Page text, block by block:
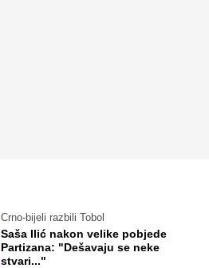
Crno-bijeli razbili Tobol
Saša Ilić nakon velike pobjede
Partizana: "Dešavaju se neke
stvari..."